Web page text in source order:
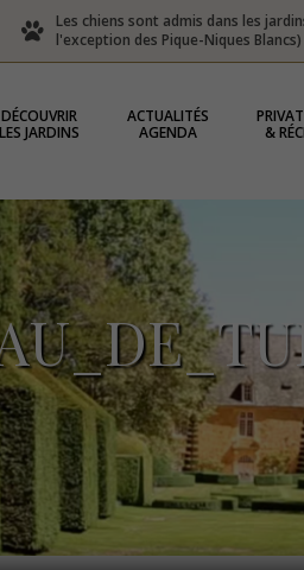
Les chiens sont admis dans les
l'exception des Pique-Niques Blancs)
DÉCOUVRIR
LES JARDINS
ACTUALITÉS
AGENDA
&